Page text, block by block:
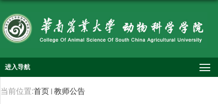
进入导航
当前位置:首页 教师公告